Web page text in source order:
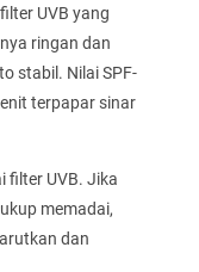
UVB yang
ringan dan
stabil. Nilai SPF-
terpapar sinar
filter UVB. Jika
memadai,
dan